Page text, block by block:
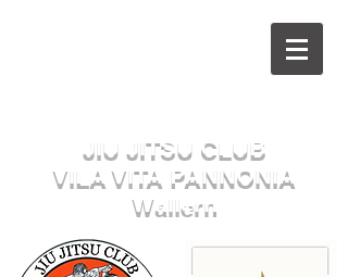
JIU JITSU CLUB
VILA VITA PANNONIA
Wallern